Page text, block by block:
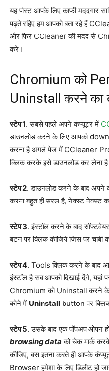
यह पोस्ट आपके लिए काफी मददगार
पढ़ते रहिए हम आपको बता रहे हैं
और फिर CCleaner की मदद से
करे।
Chromium को
Uninstall करने का
स्टेप 1. सबसे पहले अपने कंप्यूटर में
डाउनलोड करने के लिए आपको
करना है अगले पेज में CCleaner
क्लिक करके इसे डाउनलोड कर लेना
स्टेप 2. डाउनलोड करने के बाद अपने
करना बहुत ही सरल है, नेक्स्ट नेक्स्ट
स्टेप 3. इंस्टॉल करने के बाद
बटन पर क्लिक कीजिये जिस पर चाबी
स्टेप 4. Tools क्लिक करने के बाद
इंस्टॉल है सब आपको दिखाई देंगे, यहां
Chromium को Uninstall करने
कोने में Uninstall button पर
स्टेप 5. उसके बाद एक पॉपअप ओपन
browsing data को चेक मार्क
कीजिए, बस इतना करते ही आपके
Browser हमेशा के लिए डिलीट हो